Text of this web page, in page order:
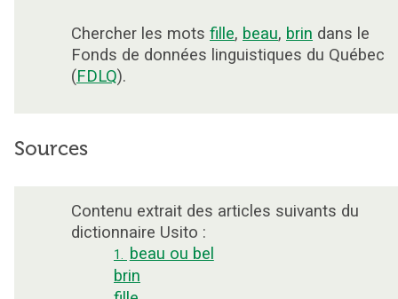
Chercher les mots fille, beau, brin dans le
Fonds de données linguistiques du Québec
(FDLQ).
Sources
Contenu extrait des articles suivants du
dictionnaire Usito :
1. beau ou bel
brin